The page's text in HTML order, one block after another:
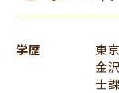
学歴
東
金
士